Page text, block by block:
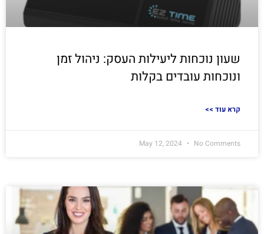
שעון נוכחות ליעילות העסק: ניהול זמן
ונוכחות עובדים בקלות
<< קרא עוד
May 12, 2024 No Comments